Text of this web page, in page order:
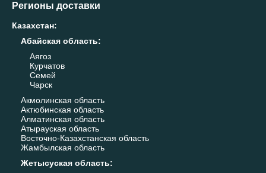
Регионы доставки
Казахстан:
Абайская область:
Аягоз
Курчатов
Семей
Чарск
Акмолинская область
Актюбинская область
Алматинская область
Атырауская область
Восточно-Казахстанская область
Жамбылская область
Жетысуская область: